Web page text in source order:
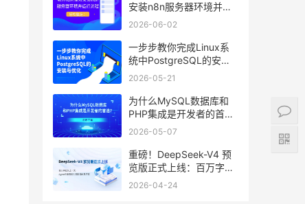
安装n8n服务器环境并运
行流程
2026-06-02
一步步教你完成Linux系
统中PostgreSQL的安装
与优化
2026-05-21
为什么MySQL数据库和
PHP集成是开发者的首
选？
2026-05-07
重磅！DeepSeek-V4 预
览版正式上线：百万字超
长上下文，Agent与推理
2026-04-24